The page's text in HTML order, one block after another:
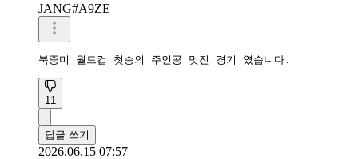
JANG#A9ZE
북중미 월드컵 첫승의 주인공 멋진 경기 였습니다.
11
답글 쓰기
2026.06.15 07:57